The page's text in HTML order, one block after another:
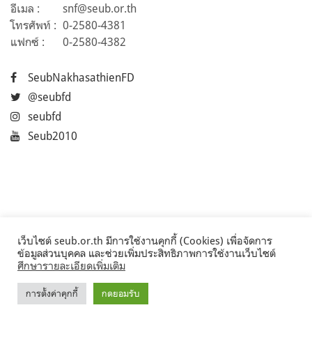
อีเมล :
snf@seub.or.th
โทรศัพท์ : 0-2580-4381
แฟกซ์ :
0-2580-4382
SeubNakhasathienFD
@seubfd
seubfd
Seub2010
©2017 Seub.or.th
เว็บไซต์ seub.or.th มีการใช้งานคุกกี้ (Cookies) เพื่อจัดการ
ข้อมูลส่วนบุคคล และช่วยเพิ่มประสิทธิภาพการใช้งานเว็บไซต์
ศึกษารายละเอียดเพิ่มเติม
การตั้งค่าคุกกี้ กดยอมรับ